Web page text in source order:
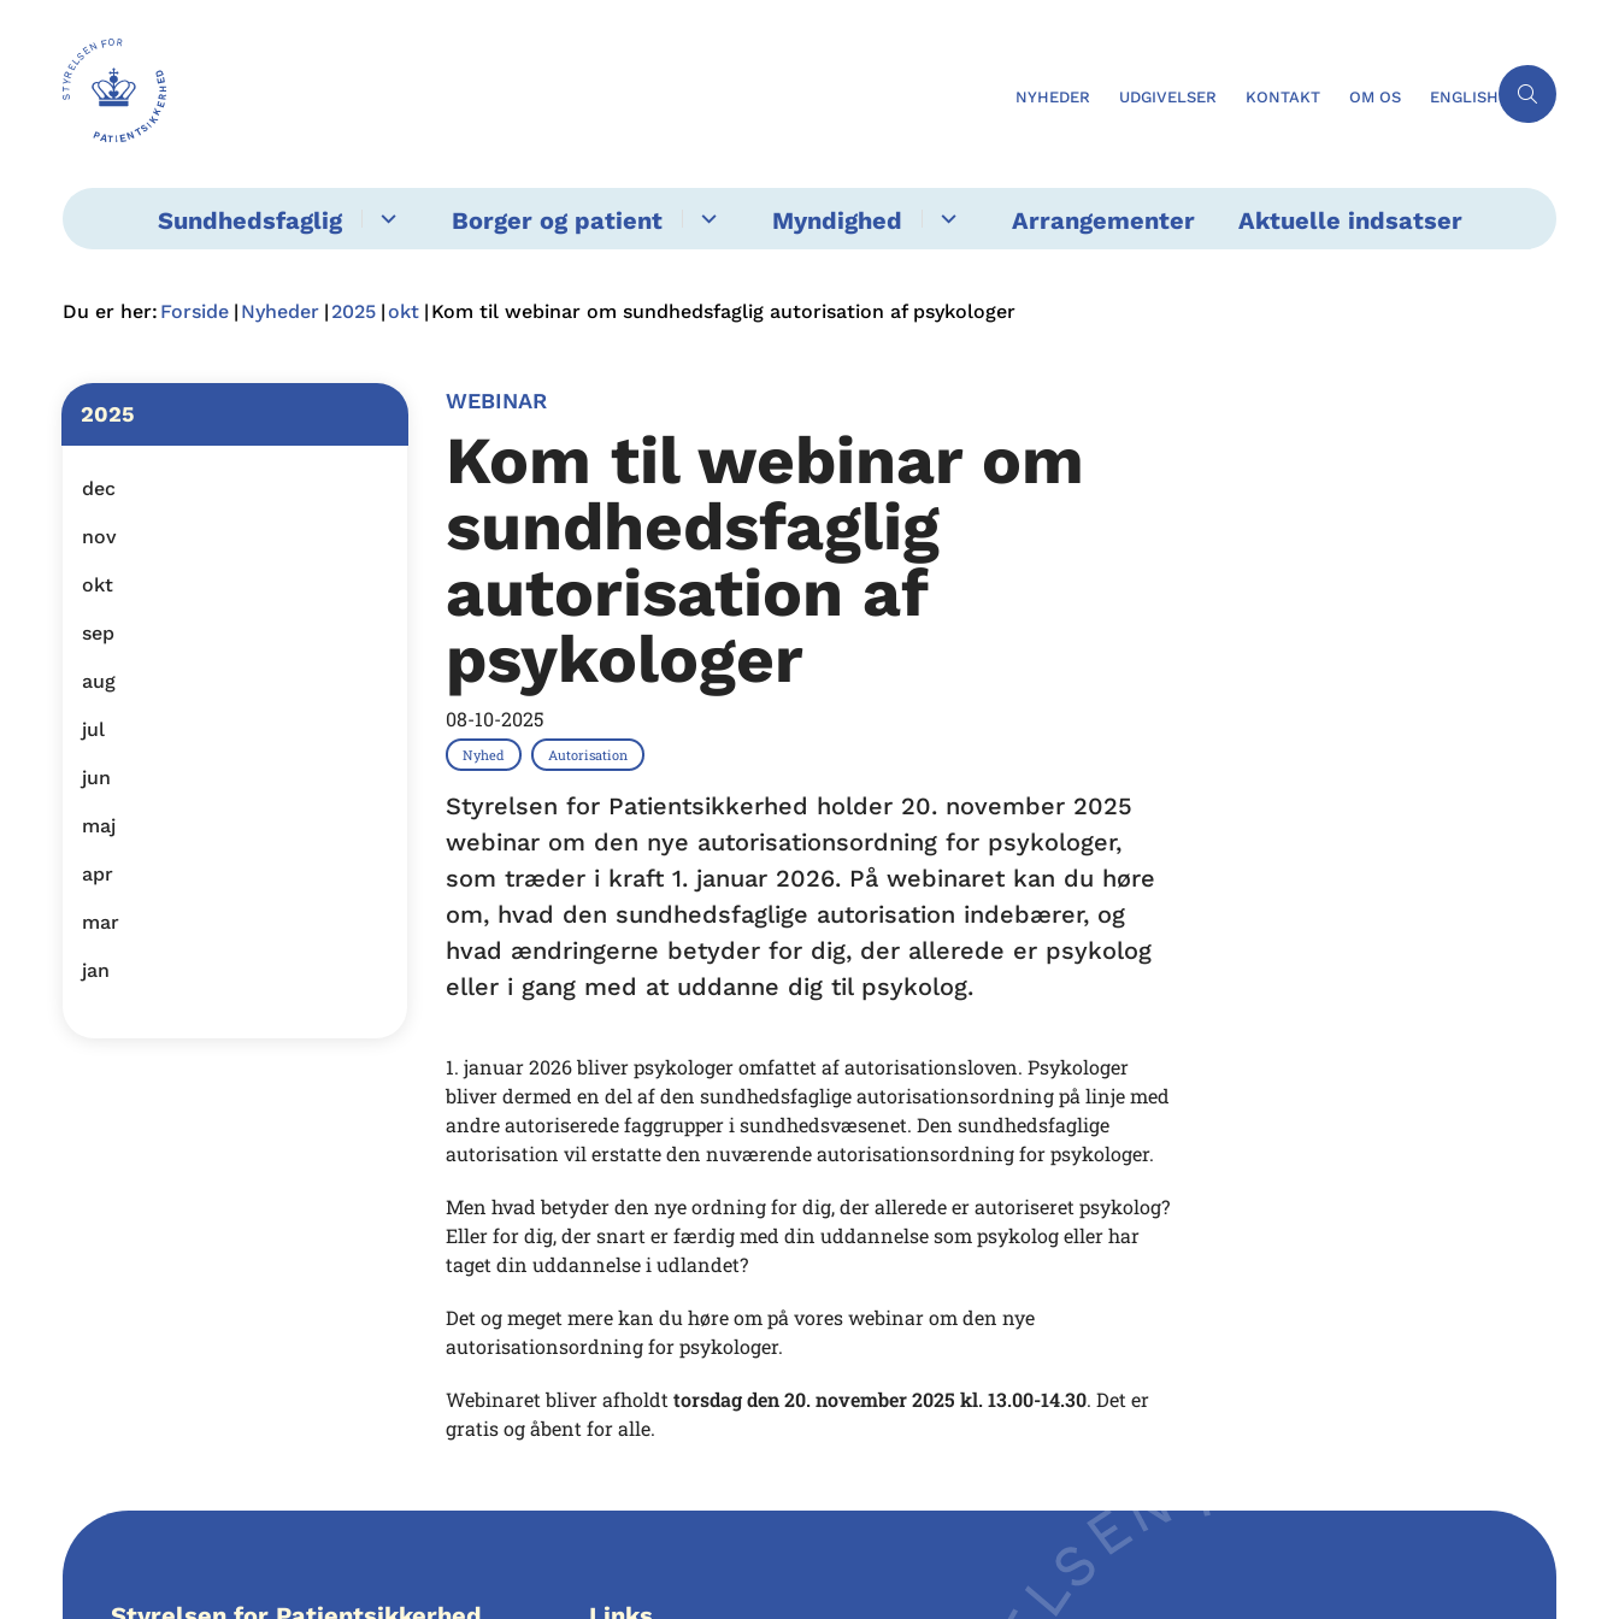
NYHEDER UDGIVELSER KONTAKT OM OS ENGLISH
Sundhedsfaglig Borger og patient Myndighed Arrangementer Aktuelle indsatser
Du er her: Forside Nyheder 2025 okt Kom til webinar om sundhedsfaglig autorisation af psykologer
2025
dec
nov
okt
sep
aug
jul
jun
maj
apr
mar
jan
WEBINAR
Kom til webinar om
sundhedsfaglig
autorisation af
psykologer
08-10-2025
Nyhed Autorisation
Styrelsen for Patientsikkerhed holder 20. november 2025
webinar om den nye autorisationsordning for psykologer,
som træder i kraft 1. januar 2026. På webinaret kan du høre
om, hvad den sundhedsfaglige autorisation indebærer, og
hvad ændringerne betyder for dig, der allerede er psykolog
eller i gang med at uddanne dig til psykolog.
1. januar 2026 bliver psykologer omfattet af autorisationsloven. Psykologer
bliver dermed en del af den sundhedsfaglige autorisationsordning på linje med
andre autoriserede faggrupper i sundhedsvæsenet. Den sundhedsfaglige
autorisation vil erstatte den nuværende autorisationsordning for psykologer.
Men hvad betyder den nye ordning for dig, der allerede er autoriseret psykolog?
Eller for dig, der snart er færdig med din uddannelse som psykolog eller har
taget din uddannelse i udlandet?
Det og meget mere kan du høre om på vores webinar om den nye
autorisationsordning for psykologer.
Webinaret bliver afholdt torsdag den 20. november 2025 kl. 13.00-14.30. Det er
gratis og åbent for alle.